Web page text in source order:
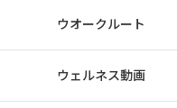
ウオークルート
ウェルネス動画